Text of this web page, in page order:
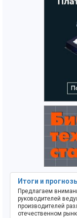
Итоги и
Предлагаем
руководителей
производителей
отечественном